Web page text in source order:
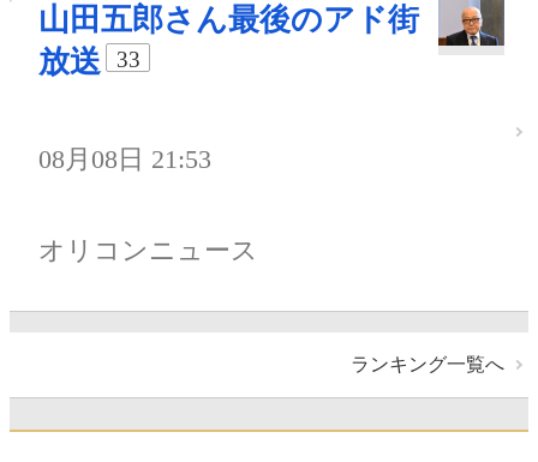
山田五郎さん最後のアド街
放送
33
08月08日 21:53
オリコンニュース
ランキング一覧へ